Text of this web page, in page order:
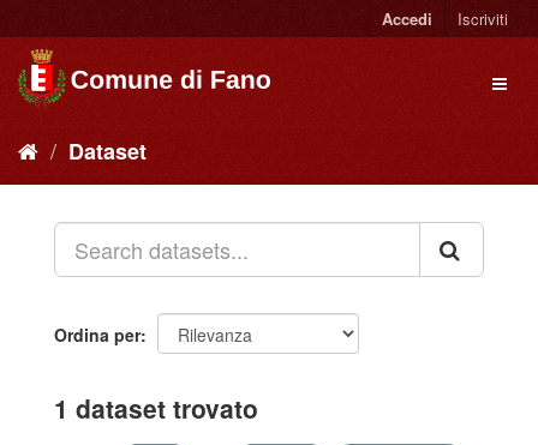
Accedi Iscriviti
Dataset
Ordina per
1 dataset trovato